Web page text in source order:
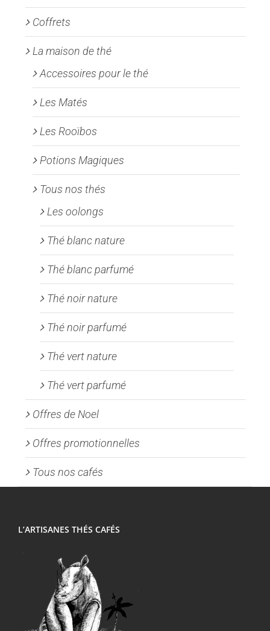
page
produit
Coffrets
La maison de thé
Accessoires pour le thé
Les Matés
Les Rooïbos
Potions Magiques
Tous nos thés
Les oolongs
Thé blanc nature
Thé blanc parfumé
Thé noir nature
Thé noir parfumé
Thé vert nature
Thé vert parfumé
Offres de Noel
Offres promotionnelles
Tous nos cafés
L’ARTISANES THÉS CAFÉS